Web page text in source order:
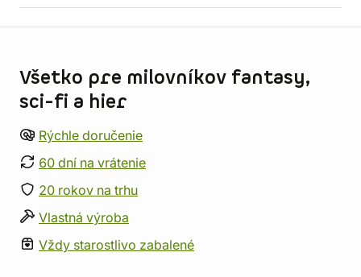
Všetko pre milovníkov fantasy,
sci-fi a hier
Rýchle doručenie
60 dní na vrátenie
20 rokov na trhu
Vlastná výroba
Vždy starostlivo zabalené